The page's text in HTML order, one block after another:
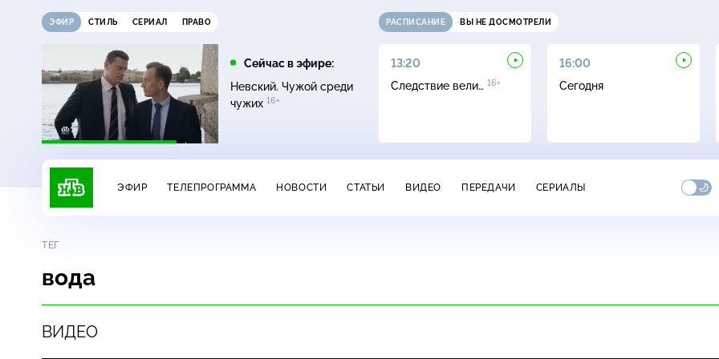
ЭФИР СТИЛЬ СЕРИАЛ ПРАВО
Сейчас в эфире:
Невский. Чужой среди
чужих 16+
РАСПИСАНИЕ ВЫ НЕ ДОСМОТРЕЛИ
Своя игра0+
13:00
Сегодня
13:20
Следствие вели… 16+
16:00
Сегодня
ЭФИР ТЕЛЕПРОГРАММА НОВОСТИ СТАТЬИ ВИДЕО ПЕРЕДАЧИ СЕРИАЛЫ
ТЕГ
вода
ВИДЕО